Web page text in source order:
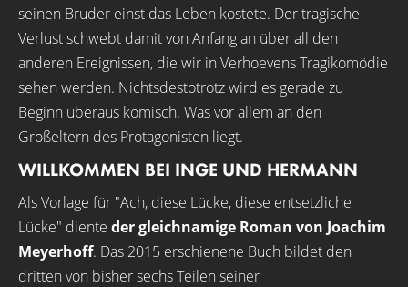
seinen Bruder einst das Leben kostete. Der tragische
Verlust schwebt damit von Anfang an über all den
anderen Ereignissen, die wir in Verhoevens Tragikomödie
sehen werden. Nichtsdestotrotz wird es gerade zu
Beginn überaus komisch. Was vor allem an den
Großeltern des Protagonisten liegt.
WILLKOMMEN BEI INGE UND HERMANN
Als Vorlage für "Ach, diese Lücke, diese entsetzliche
Lücke" diente der gleichnamige Roman von Joachim
Meyerhoff. Das 2015 erschienene Buch bildet den
dritten von bisher sechs Teilen seiner